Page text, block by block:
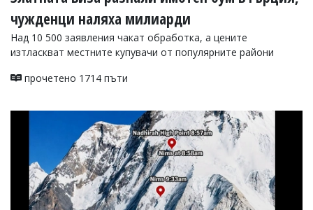
чужденци наляха милиарди
Над 10 500 заявления чакат обработка, а цените
изтласкват местните купувачи от популярните райони
прочетено 1714 пъти